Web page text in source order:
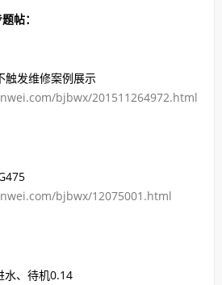
帖：
发维修案例展示
bjbwx/201511264972.html
bjbwx/12075001.html
、待机0.14